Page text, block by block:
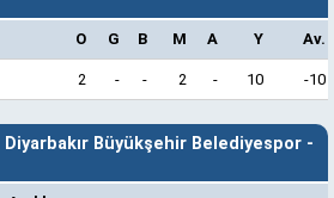
O G B M A Y Av.
2 - - 2 - 10 -10
Büyükşehir Belediyespor -